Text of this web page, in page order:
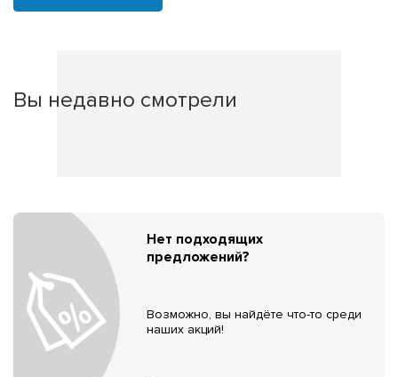
Вы недавно смотрели
Нет подходящих
предложений?
Возможно, вы найдёте что-то среди
наших акций!